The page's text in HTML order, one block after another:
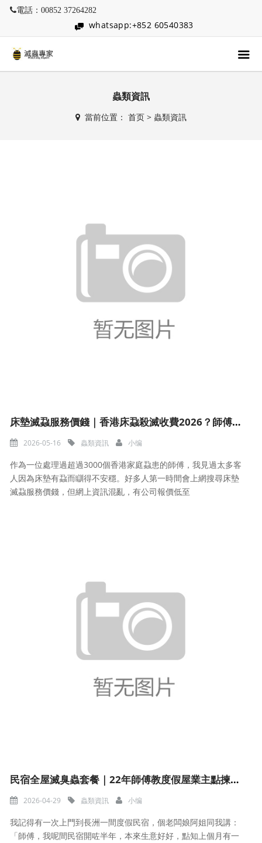
電話：00852 37264282
whatsapp:+852 60540383
蟲類資訊
當前位置： 首页> 蟲類資訊
床墊滅蝨服務價錢｜香港床蝨殺滅收費2026？師傅公開真實價格
2026-05-16 蟲類資訊 小编
作為一位處理過超過3000個香港家庭蝨患的師傅，我見過太多客
人因為床墊有蝨而瞓得不安穩。好多人第一時間會上網搜尋床墊
滅蝨服務價錢，但網上資訊混亂，有公司報價低至
民宿全屋滅臭蟲套餐｜22年師傅教度假屋業主點揀先唔會中伏
2026-04-29 蟲類資訊 小编
我記得有一次上門到長洲一間度假民宿，個老闆娘阿姐同我講：
「師傅，我呢間民宿開咗半年，本來生意好好，點知上個月有一